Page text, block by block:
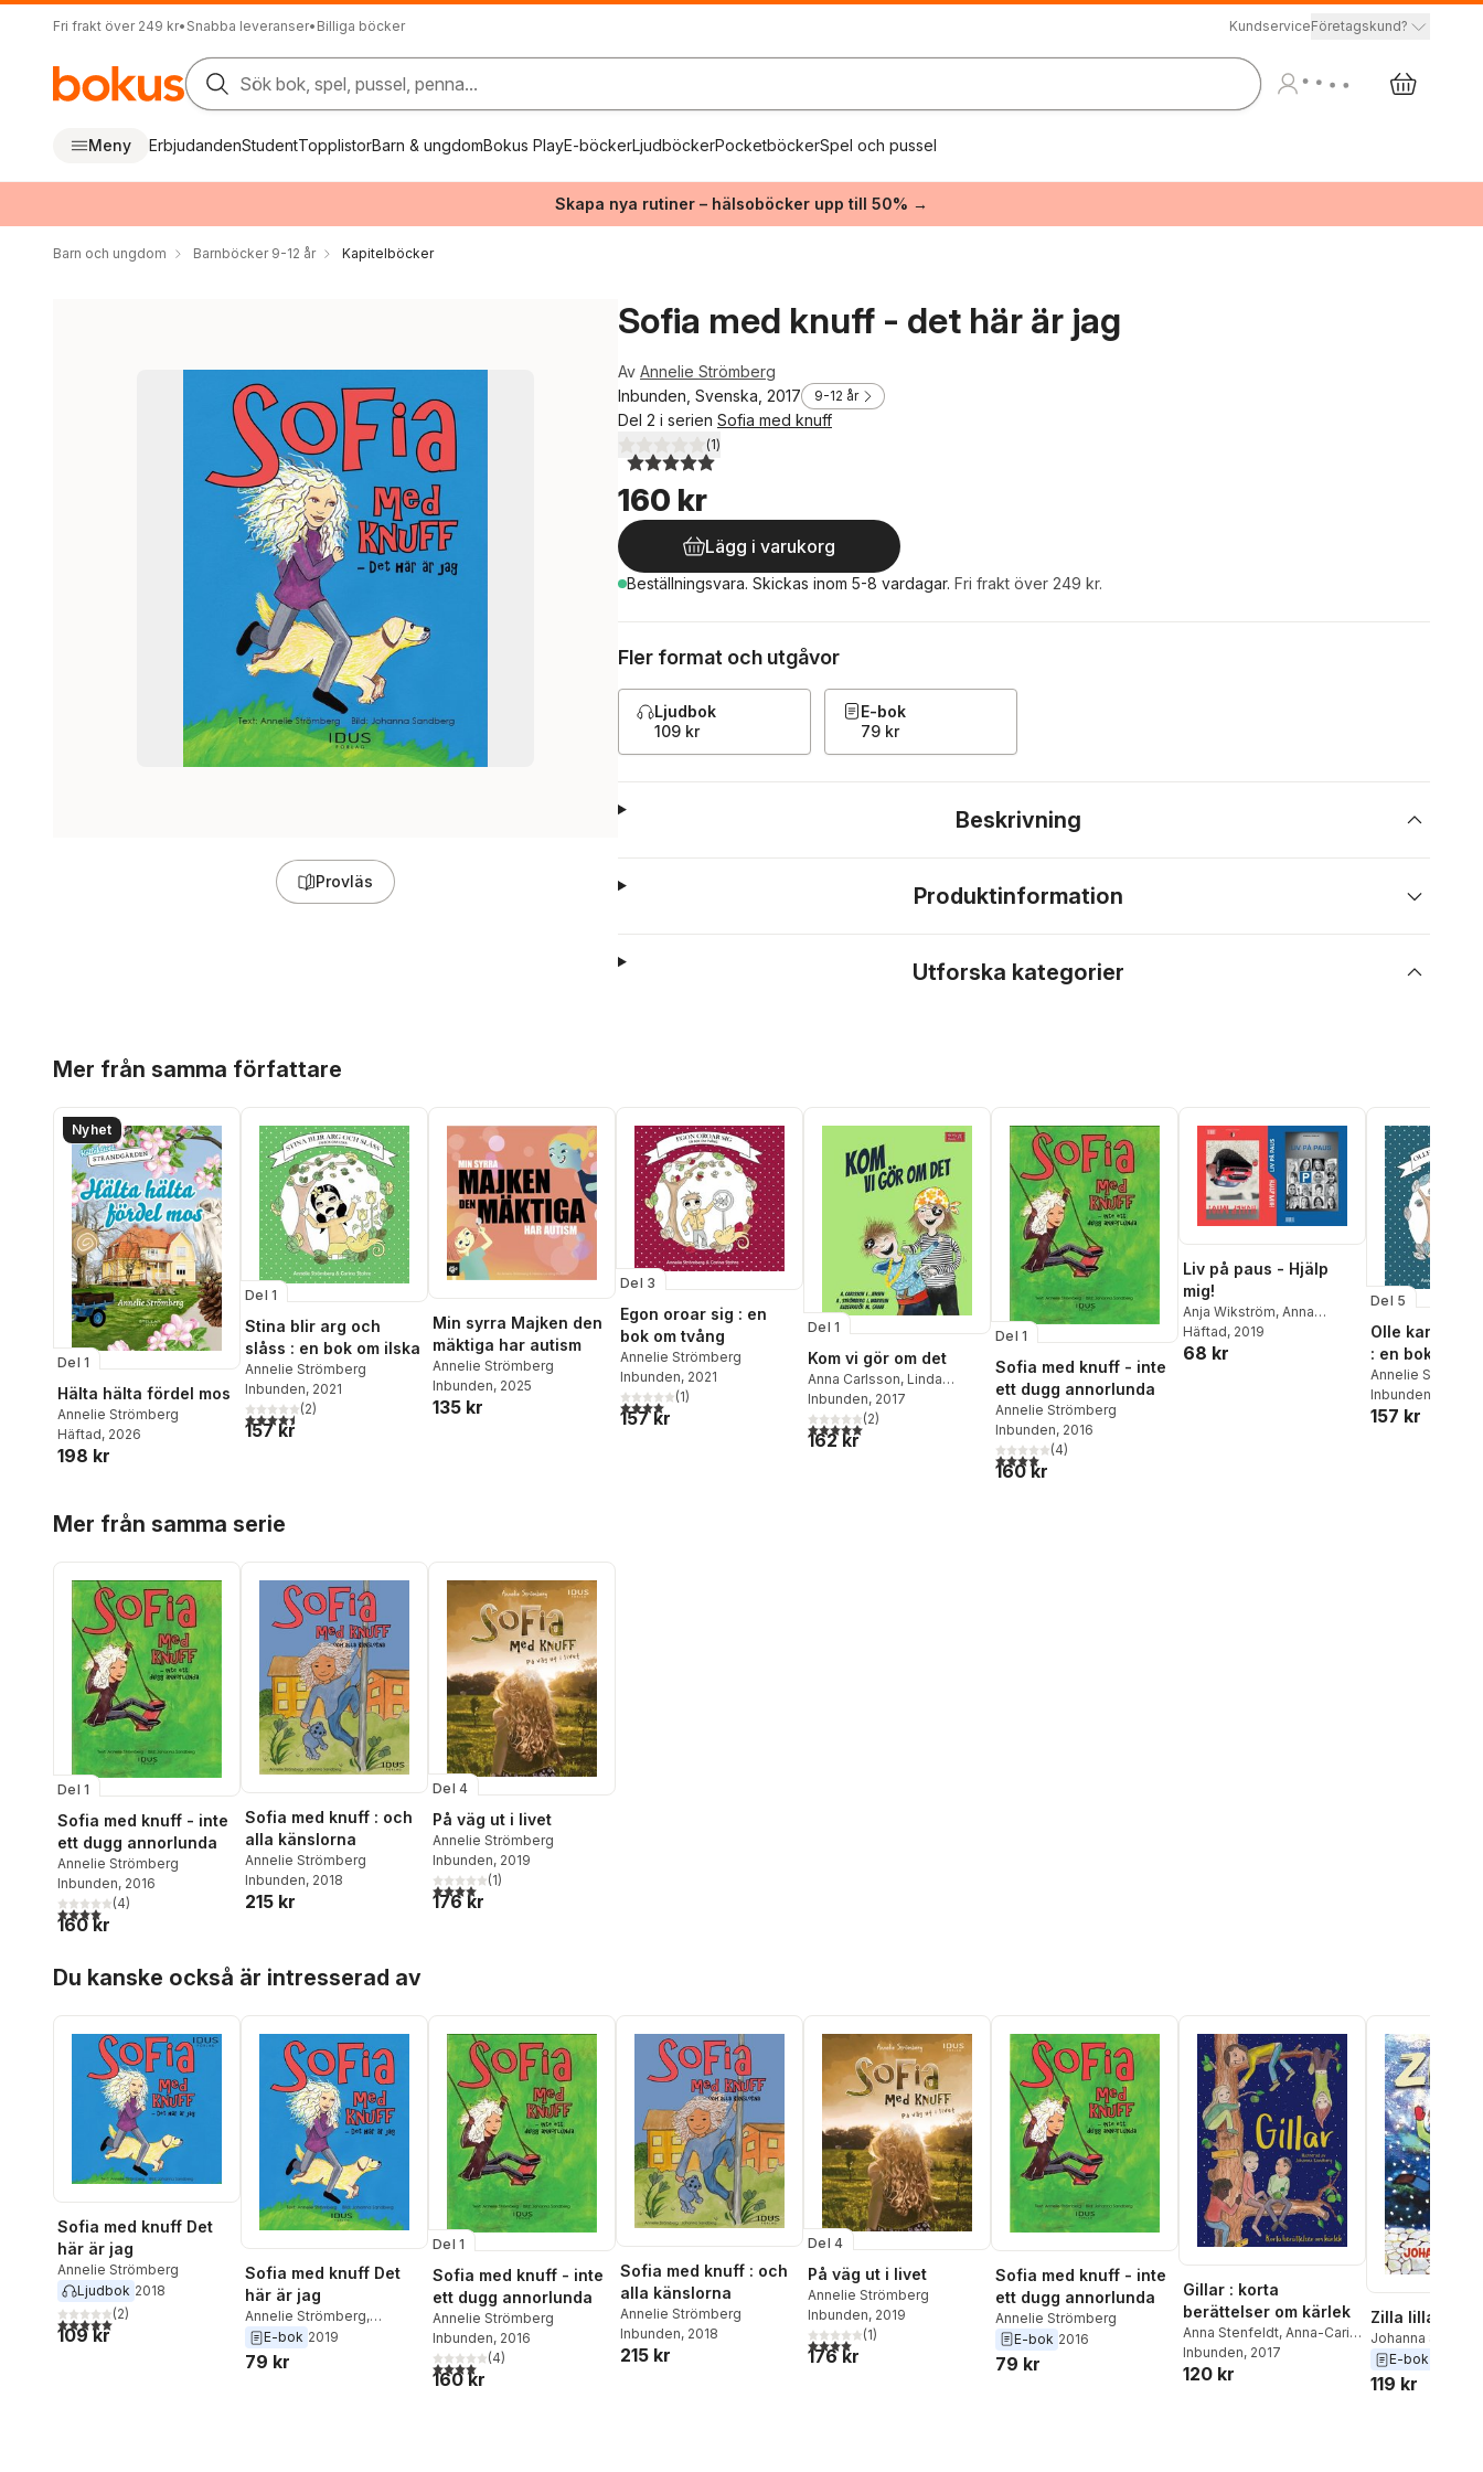
Fri frakt över 249 kr• Snabba leveranser• Billiga böcker KundserviceFöretagskund?
Sök bok, spel, pussel, penna...
Meny ErbjudandenStudentTopplistorBarn & ungdomBokus PlayE-böckerLjudböckerPocketböckerSpel och pussel
Skapa nya rutiner – hälsoböcker upp till 50% →
Barn och ungdom Barnböcker 9-12 år Kapitelböcker
Provläs
Sofia med knuff - det här är jag
Av Annelie Strömberg
Inbunden, Svenska, 2017
9-12 år
Del 2 i serien Sofia med knuff
5,0utav 5 stjärnor. Totalt antal röster:
(1)
160 kr
Lägg i varukorg
Beställningsvara. Skickas inom 5-8 vardagar. Fri frakt över 249 kr.
Fler format och utgåvor
Ljudbok
109 kr
E-bok
79 kr
Beskrivning
Produktinformation
Utforska kategorier
Mer från samma författare
Nyhet
Del 1
Hälta hälta fördel mos
Annelie Strömberg
Häftad, 2026
198 kr
Del 1
Stina blir arg och
slåss : en bok om ilska
Annelie Strömberg
Inbunden, 2021
4,5utav 5 stjärnor. Totalt antal röster:
(2)
157 kr
Min syrra Majken den
mäktiga har autism
Annelie Strömberg
Inbunden, 2025
135 kr
Del 3
Egon oroar sig : en
bok om tvång
Annelie Strömberg
Inbunden, 2021
4,0utav 5 stjärnor. Totalt antal röster:
(1)
157 kr
Del 1
Kom vi gör om det
Anna Carlsson, Linda
Jensen,Annelie
Strömberg,
Inbunden, 2017
5,0utav 5 stjärnor. Totalt antal röster:
(2)
162 kr
Del 1
Sofia med knuff - inte
ett dugg annorlunda
Annelie Strömberg
Inbunden, 2016
4,0utav 5 stjärnor. Totalt antal röster:
(4)
160 kr
Liv på paus - Hjälp
mig!
Anja Wikström, Anna
Carlsson,Johanna
Eiderholm
Häftad, 2019
68 kr
Del 5
Olle kan inte
: en bok om
Annelie
Inbunden
157 kr
Mer från samma serie
Del 1
Sofia med knuff - inte
ett dugg annorlunda
Annelie Strömberg
Inbunden, 2016
4,0utav 5 stjärnor. Totalt antal röster:
(4)
160 kr
Sofia med knuff : och
alla känslorna
Annelie Strömberg
Inbunden, 2018
215 kr
Del 4
På väg ut i livet
Annelie Strömberg
Inbunden, 2019
4,0utav 5 stjärnor. Totalt antal röster:
(1)
176 kr
Du kanske också är intresserad av
Sofia med knuff Det
här är jag
Annelie Strömberg
Ljudbok 2018
5,0utav 5 stjärnor. Totalt antal röster:
(2)
109 kr
Sofia med knuff Det
här är jag
Annelie Strömberg,
Johanna Sandberg
E-bok 2019
79 kr
Del 1
Sofia med knuff - inte
ett dugg annorlunda
Annelie Strömberg
Inbunden, 2016
4,0utav 5 stjärnor. Totalt antal röster:
(4)
160 kr
Sofia med knuff : och
alla känslorna
Annelie Strömberg
Inbunden, 2018
215 kr
Del 4
På väg ut i livet
Annelie Strömberg
Inbunden, 2019
4,0utav 5 stjärnor. Totalt antal röster:
(1)
176 kr
Sofia med knuff - inte
ett dugg annorlunda
Annelie Strömberg
E-bok 2016
79 kr
Gillar : korta
berättelser om kärlek
Anna Stenfeldt, Anna-Carin
Svanå,Anna Bendréus
Kinding,
Inbunden, 2017
120 kr
Zilla lilla
Johanna
E-bok
119 kr